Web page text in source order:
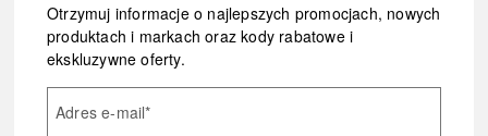
Otrzymuj informacje o najlepszych promocjach, nowych
produktach i markach oraz kody rabatowe i
ekskluzywne oferty.
Adres e-mail*